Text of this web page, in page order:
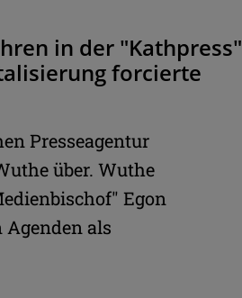
in der "Kathpress"
forcierte
Presseagentur
über. Wuthe
Egon
Agenden als